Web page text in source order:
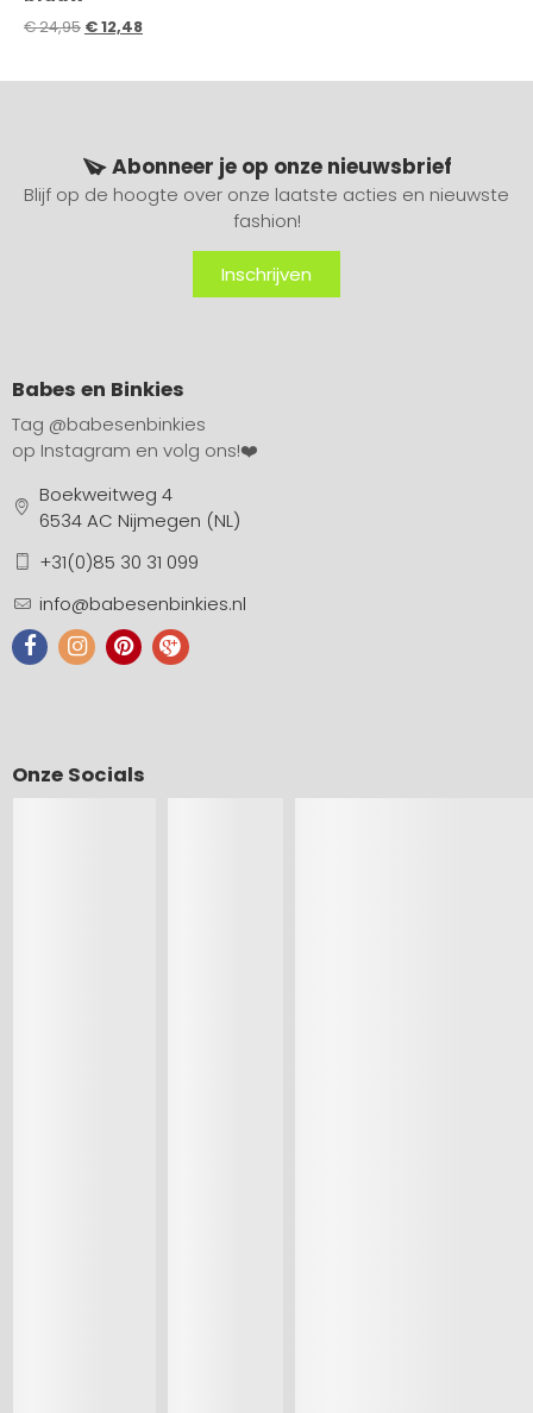
€24,95 €12,48
Abonneer je op onze nieuwsbrief
Blijf op de hoogte over onze laatste acties en nieuwste
fashion!
Inschrijven
Babes en Binkies
Tag @babesenbinkies
op Instagram en volg ons!❤️
Boekweitweg 4
6534 AC Nijmegen (NL)
+31(0)85 30 31 099
info@babesenbinkies.nl
Onze Socials